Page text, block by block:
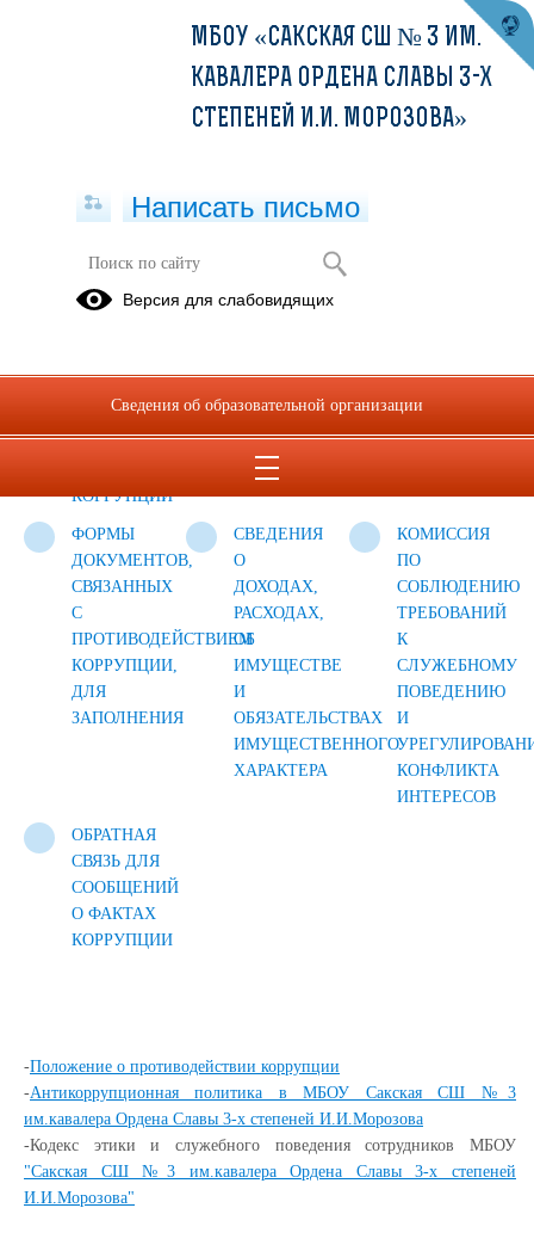
Противодействие коррупции
СФЕРЕ
КОРРУПЦИИ
ФОРМЫ
ДОКУМЕНТОВ,
СВЯЗАННЫХ
С
ПРОТИВОДЕЙСТВИЕМ
КОРРУПЦИИ,
ДЛЯ
ЗАПОЛНЕНИЯ
СВЕДЕНИЯ
О
ДОХОДАХ,
РАСХОДАХ,
ОБ
ИМУЩЕСТВЕ
И
ОБЯЗАТЕЛЬСТВАХ
ИМУЩЕСТВЕННОГО
ХАРАКТЕРА
КОМИССИЯ
ПО
СОБЛЮДЕНИЮ
ТРЕБОВАНИЙ
К
СЛУЖЕБНОМУ
ПОВЕДЕНИЮ
И
КОНФЛИКТА
ИНТЕРЕСОВ
ОБРАТНАЯ
СВЯЗЬ ДЛЯ
СООБЩЕНИЙ
О ФАКТАХ
КОРРУПЦИИ
-Положение о противодействии коррупции
-Антикоррупционная политика в МБОУ Сакская СШ №3
им.кавалера Ордена Славы 3-х степеней И.И.Морозова
-Кодекс этики и служебного поведения сотрудников МБОУ
"Сакская СШ №3 им.кавалера Ордена Славы 3-х степеней
И.И.Морозова"
МБОУ «САКСКАЯ СШ № 3 ИМ.
КАВАЛЕРА ОРДЕНА СЛАВЫ 3-Х
СТЕПЕНЕЙ И.И. МОРОЗОВА»
Написать письмо
Версия для слабовидящих
Сведения об образовательной организации